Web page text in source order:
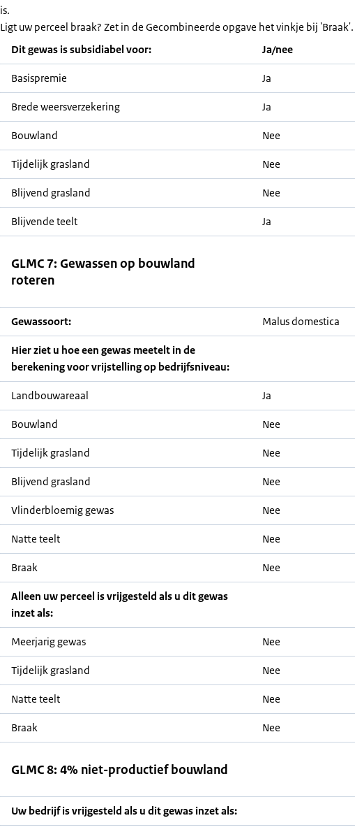
is.
Ligt uw perceel braak? Zet in de Gecombineerde opgave het vinkje bij 'Braak'.
Dit gewas is subsidiabel voor:
Ja/nee
Basispremie Ja
Brede weersverzekering Ja
Bouwland Nee
Tijdelijk grasland Nee
Blijvend grasland Nee
Blijvende teelt Ja
GLMC 7: Gewassen op bouwland
roteren
Gewassoort: Malus domestica
Hier ziet u hoe een gewas meetelt in de
berekening voor vrijstelling op bedrijfsniveau:
Landbouwareaal Ja
Bouwland Nee
Tijdelijk grasland Nee
Blijvend grasland Nee
Vlinderbloemig gewas Nee
Natte teelt Nee
Braak Nee
Alleen uw perceel is vrijgesteld als u dit gewas
inzet als:
Meerjarig gewas Nee
Tijdelijk grasland Nee
Natte teelt Nee
Braak Nee
GLMC 8: 4% niet-productief bouwland
Uw bedrijf is vrijgesteld als u dit gewas inzet als: